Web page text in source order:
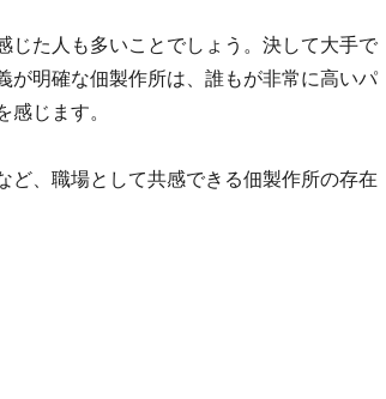
じた人も多いことでしょう。決して大手で
が明確な佃製作所は、誰もが非常に高いパ
じます。
ど、職場として共感できる佃製作所の存在